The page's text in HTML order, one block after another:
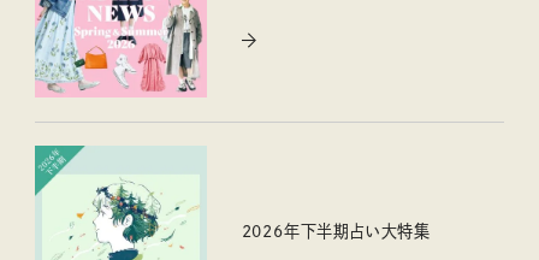
2026年下半期占い大特集